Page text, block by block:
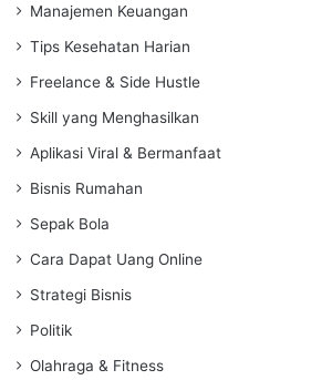
Manajemen Keuangan
Tips Kesehatan Harian
Freelance & Side Hustle
Skill yang Menghasilkan
Aplikasi Viral & Bermanfaat
Bisnis Rumahan
Sepak Bola
Cara Dapat Uang Online
Strategi Bisnis
Politik
Olahraga & Fitness